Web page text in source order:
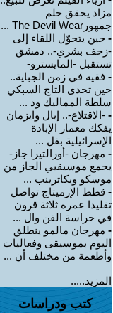
مزاد يحقق حلم
جمهورThe Devil Wear ...
- حين يتحوّل اللقاء إلى
-زحف بشري-.. دمشق
تستقبل -المايسترو-
- فقيه في زمن الجباية..
حين تحدى التاج السبكي
سلطة المماليك ود ...
- -الاقتلاع-.. إيال وايزمان
يفكك معمار الإبادة
الإسرائيلية بفل ...
- مهرجان -أورالتيرا جاز-
يجمع موسيقيي الجاز من
موسكو ويكاترينب ...
- قطط الإرميتاج تواصل
تقليدا عمره ثلاثة قرون
في حراسة الفن وال ...
- مهرجان مالمو ينطلق
اليوم بموسيقى وفعاليات
وأطعمة من مختلف أن ...
المزيد.....
كتب ودراسات